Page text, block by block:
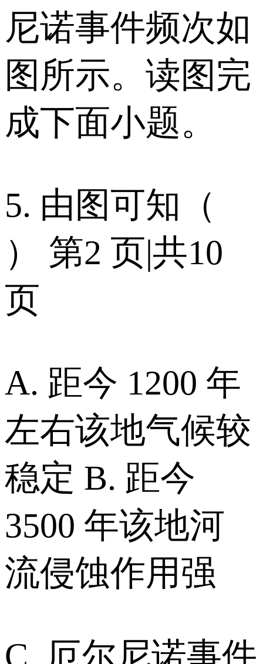
尼诺事件频次如
图所示。读图完
成下面小题。
5. 由图可知（
） 第2 页|共10
页
A. 距今 1200 年
左右该地气候较
稳定 B. 距今
3500 年该地河
流侵蚀作用强
C. 厄尔尼诺事件